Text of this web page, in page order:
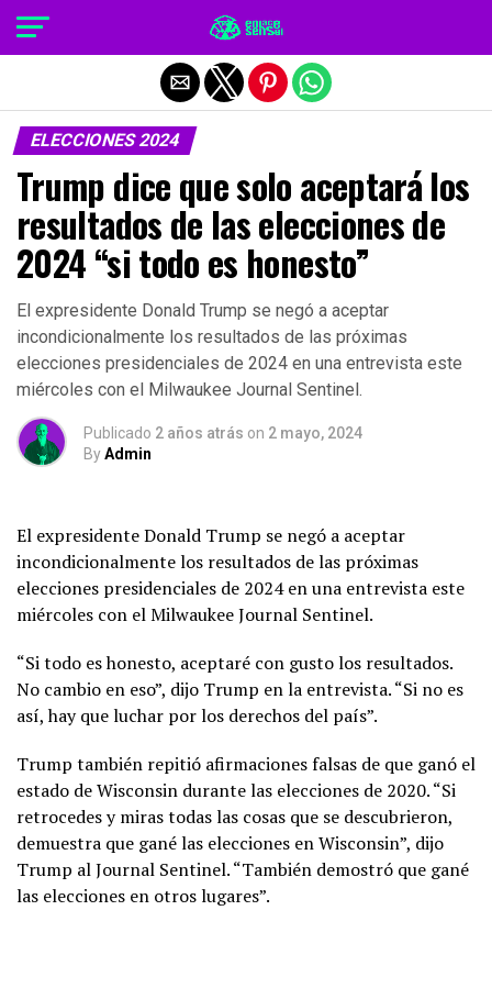
ELECCIONES 2024
Trump dice que solo aceptará los
resultados de las elecciones de
2024 “si todo es honesto”
El expresidente Donald Trump se negó a aceptar
incondicionalmente los resultados de las próximas
elecciones presidenciales de 2024 en una entrevista este
miércoles con el Milwaukee Journal Sentinel.
Publicado 2 años atrás on 2 mayo, 2024
ByAdmin
El expresidente Donald Trump se negó a aceptar
incondicionalmente los resultados de las próximas
elecciones presidenciales de 2024 en una entrevista este
miércoles con el Milwaukee Journal Sentinel.
“Si todo es honesto, aceptaré con gusto los resultados.
No cambio en eso”, dijo Trump en la entrevista. “Si no es
así, hay que luchar por los derechos del país”.
Trump también repitió afirmaciones falsas de que ganó el
estado de Wisconsin durante las elecciones de 2020. “Si
retrocedes y miras todas las cosas que se descubrieron,
demuestra que gané las elecciones en Wisconsin”, dijo
Trump al Journal Sentinel. “También demostró que gané
las elecciones en otros lugares”.
Salir de la versión móvil